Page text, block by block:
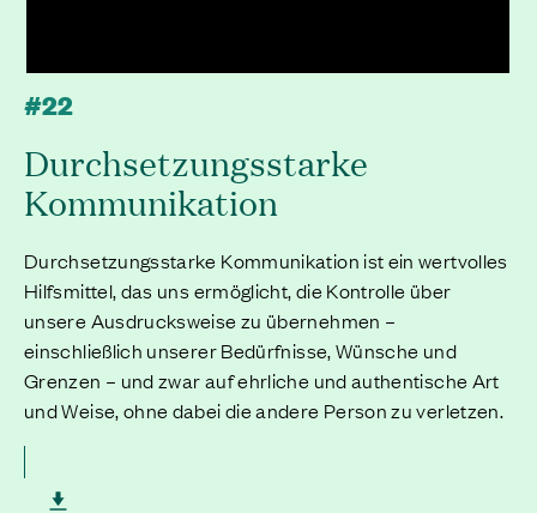
#22
Durchsetzungsstarke
Kommunikation
Durchsetzungsstarke Kommunikation ist ein wertvolles
Hilfsmittel, das uns ermöglicht, die Kontrolle über
unsere Ausdrucksweise zu übernehmen –
einschließlich unserer Bedürfnisse, Wünsche und
Grenzen – und zwar auf ehrliche und authentische Art
und Weise, ohne dabei die andere Person zu verletzen.